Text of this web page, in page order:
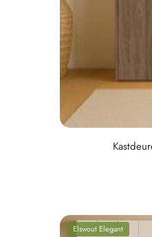
Elswout Elegant